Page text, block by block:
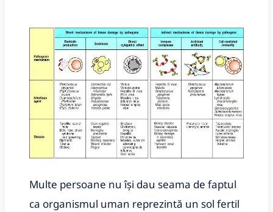
Multe persoane nu își dau seama de faptul
ca organismul uman reprezintă un sol fertil